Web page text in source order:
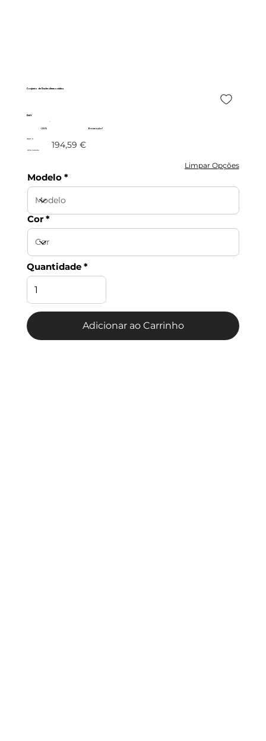
Conjunto de Duche c/termostática
DAV
Promoção!
- 20%
155,67 € 194,59 €
c/IVA incluído
Limpar Opções
Modelo
Cor
Quantidade
Adicionar ao Carrinho